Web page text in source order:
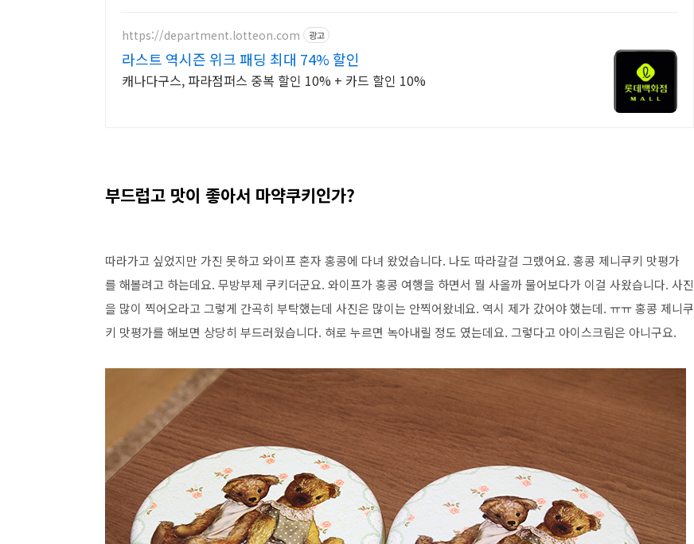
https://department.lotteon.com 광고
라스트 역시즌 위크 패딩 최대 74% 할인
캐나다구스, 파라점퍼스 중복 할인 10% + 카드 할인 10%
부드럽고 맛이 좋아서 마약쿠키인가?
따라가고 싶었지만 가진 못하고 와이프 혼자 홍콩에 다녀 왔었습니다. 나도 따라갈걸 그랬어요. 홍콩 제니쿠키 맛평가
를 해볼려고 하는데요. 무방부제 쿠키더군요. 와이프가 홍콩 여행을 하면서 뭘 사올까 물어보다가 이걸 사왔습니다. 사진
을 많이 찍어오라고 그렇게 간곡히 부탁했는데 사진은 많이는 안찍어왔네요. 역시 제가 갔어야 했는데. ㅠㅠ 홍콩 제니쿠
키 맛평가를 해보면 상당히 부드러웠습니다. 혀로 누르면 녹아내릴 정도 였는데요. 그렇다고 아이스크림은 아니구요.